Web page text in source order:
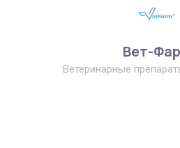
Вет-
Ветеринарные